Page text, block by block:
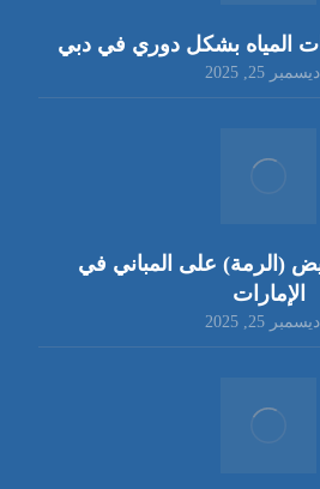
المياه بشكل دوري في دبي
ديسمبر 25, 2025
(الرمة) على المباني في
الإمارات
ديسمبر 25, 2025